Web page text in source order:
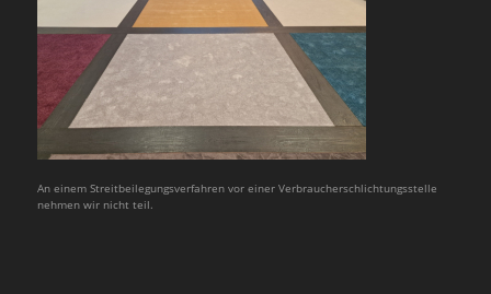
An einem Streitbeilegungsverfahren vor einer Verbraucherschlichtungsstelle
nehmen wir nicht teil.